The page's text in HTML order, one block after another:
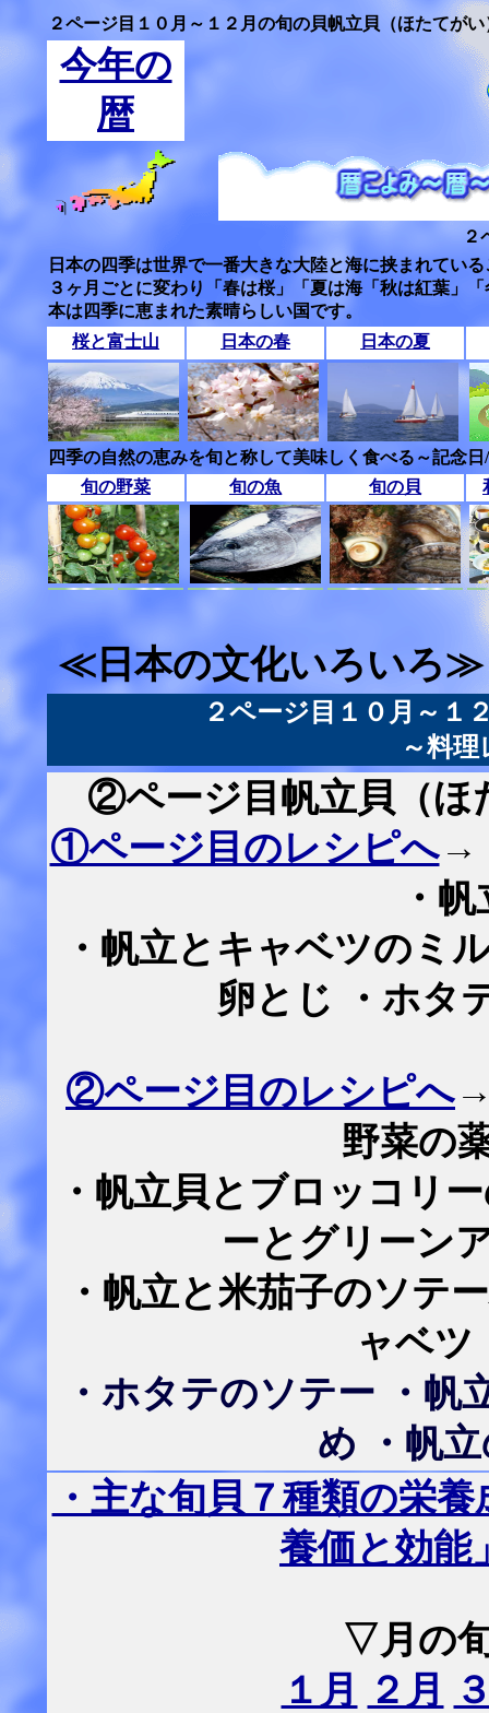
２ページ目１０月～１２月の旬の貝帆立貝（ほたてが
今年の
暦
２
日本の四季は世界で一番大きな大陸と海に挟まれてい
３ヶ月ごとに変わり「春は桜」「夏は海「秋は紅葉」
本は四季に恵まれた素晴らしい国です。
桜と富士山
日本の春 日本の夏
四季の自然の恵みを旬と称して美味しく食べる～記念
旬の野菜
旬の魚 旬の貝
≪日本の文化いろいろ≫
２ページ目１０月～１
～料
②ページ目帆立貝（ほ
①ページ目のレシピへ→
・
・帆立とキャベツのミ
卵とじ ・ホタ
②ページ目のレシピへ
野菜の
・帆立貝とブロッコリ
ーとグリーン
・帆立と米茄子のソテ
ャベツ
・ホタテのソテー ・
め ・帆
・主な旬貝７種類の栄
養価と効能
▽月の
１月
２月